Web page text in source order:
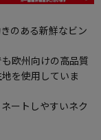
のある新鮮なビン
欧州向けの高品質
を使用していま
ートしやすいネク